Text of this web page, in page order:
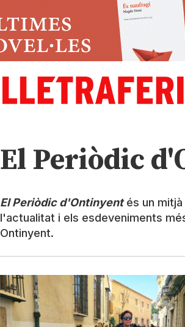
El Periòdic
El Periòdic d'Ontinyentés un mitjà
l'actualitat i els esdeveniments
Ontinyent.